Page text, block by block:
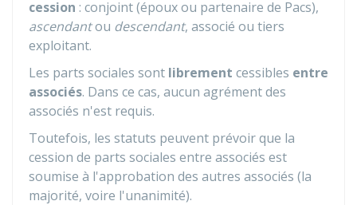
cession : conjoint (époux ou partenaire de Pacs),
ascendantou descendant, associé ou tiers
exploitant.
Les parts sociales sont librement cessibles entre
associés. Dans ce cas, aucun agrément des
associés n'est requis.
Toutefois, les statuts peuvent prévoir que la
cession de parts sociales entre associés est
soumise à l'approbation des autres associés (la
majorité, voire l'unanimité).